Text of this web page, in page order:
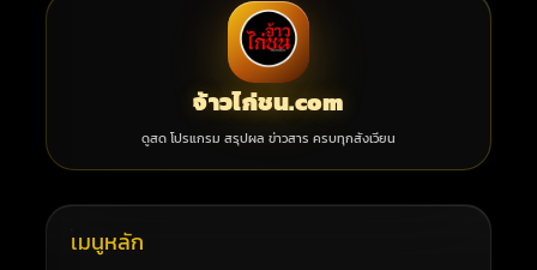
จ้าวไก่ชน.com
ดูสด โปรแกรม สรุปผล ข่าวสาร ครบทุกสังเวียน
เมนูหลัก